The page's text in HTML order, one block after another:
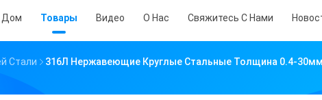
Дом Товары Видео О Нас Свяжитесь С Нами
Стали 316Л Нержавеющие Круглые Стальные Толщина 0.4-